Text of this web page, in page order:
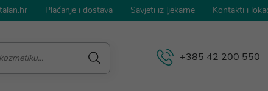
Plaćanje i dostava Savjeti iz ljekarne Kontakti i
+385 42 200 550